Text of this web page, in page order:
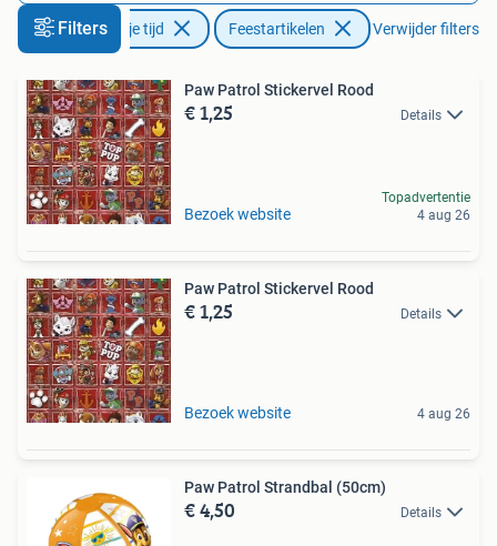
Filters
Hobby en Vrije tijd Feestartikelen Verwijder filters
Paw Patrol Stickervel Rood
€ 1,25 Details
Bezoek website
Topadvertentie
4 aug 26
Paw Patrol Stickervel Rood
€ 1,25 Details
Bezoek website 4 aug 26
Paw Patrol Strandbal (50cm)
€ 4,50 Details